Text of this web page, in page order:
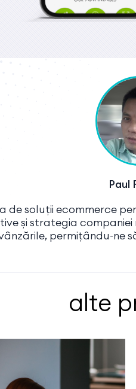
Paul
soluții ecommerce
și strategia
permițându-ne
alte